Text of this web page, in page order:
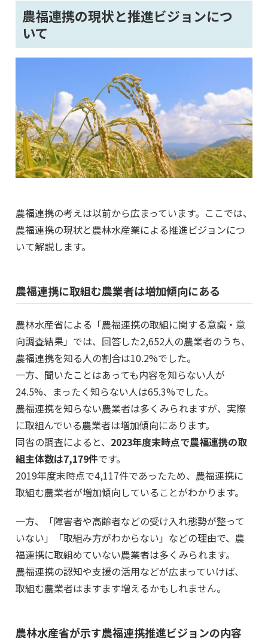
農福連携の現状と推進ビジョンにつ
いて
農福連携の考えは以前から広まっています。ここでは、
農福連携の現状と農林水産業による推進ビジョンにつ
いて解説します。
農福連携に取組む農業者は増加傾向にある
農林水産省による「農福連携の取組に関する意識・意
向調査結果」では、回答した2,652人の農業者のうち、
農福連携を知る人の割合は10.2%でした。
一方、聞いたことはあっても内容を知らない人が
24.5%、まったく知らない人は65.3%でした。
農福連携を知らない農業者は多くみられますが、実際
に取組んでいる農業者は増加傾向にあります。
同省の調査によると、 2023年度末時点で農福連携の取
組主体数は7,179件です。
2019年度末時点で4,117件であったため、農福連携に
取組む農業者が増加傾向していることがわかります。
一方、「障害者や高齢者などの受け入れ態勢が整って
いない」「取組み方がわからない」などの理由で、農
福連携に取組めていない農業者は多くみられます。
農福連携の認知や支援の活用などが広まっていけば、
取組む農業者はますます増えるかもしれません。
農林水産省が示す農福連携推進ビジョンの内容